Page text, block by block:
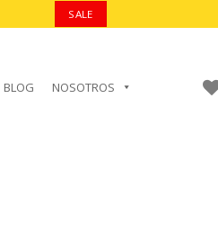
SALE
BLOG NOSOTROS